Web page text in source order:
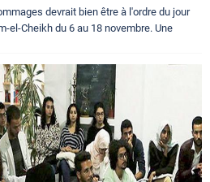
devrait bien être à l'ordre du jour
el-Cheikh du 6 au 18 novembre. Une